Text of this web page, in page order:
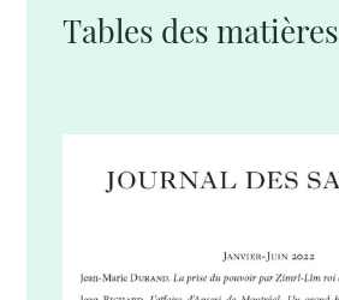
Tables des matières